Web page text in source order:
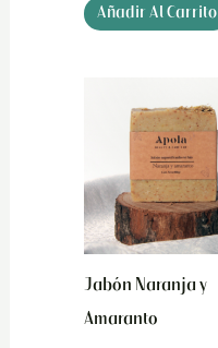
Añadir Al Carrito
Jabón Naranja y
Amaranto
Naranja
Amaranto
cantidad